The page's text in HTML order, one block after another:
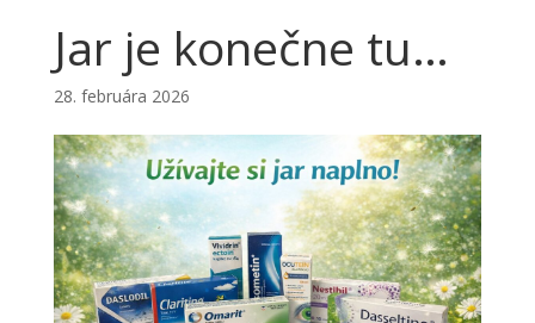
Jar je konečne tu…
28. februára 2026